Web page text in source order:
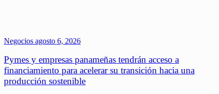
Negocios agosto 6, 2026
Pymes y empresas panameñas tendrán acceso a
financiamiento para acelerar su transición hacia una
producción sostenible